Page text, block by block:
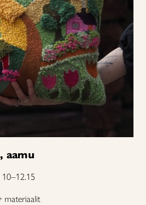
aamu
materiaalit